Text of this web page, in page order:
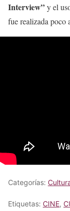
Interview”y el
fue realizada poco
Categorías:
Etiquetas: CINE,